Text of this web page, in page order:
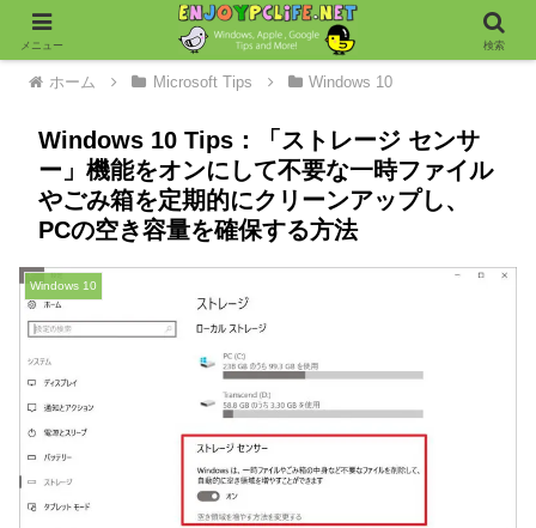
ホーム Microsoft Tips Windows 10
Windows 10 Tips：「ストレージ センサ
ー」機能をオンにして不要な一時ファイル
やごみ箱を定期的にクリーンアップし、
PCの空き容量を確保する方法
Windows 10
メニュー 検索